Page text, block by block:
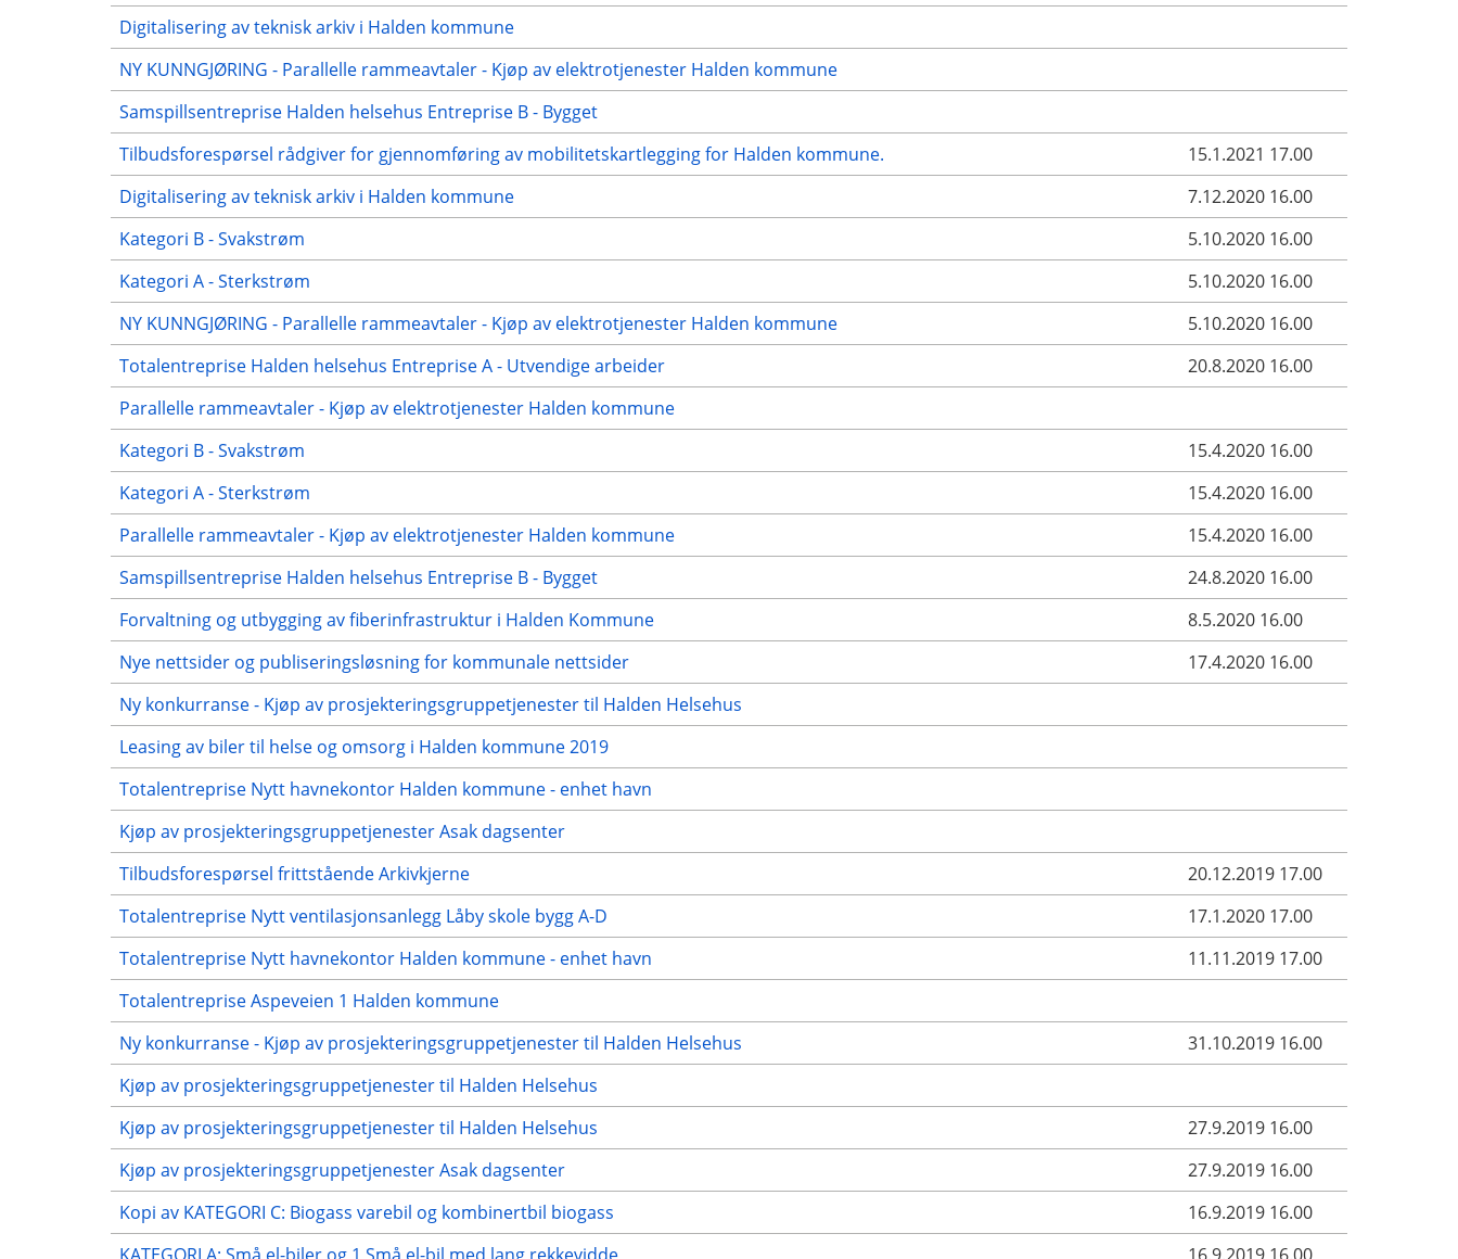
Digitalisering av teknisk arkiv i Halden kommune
NY KUNNGJØRING - Parallelle rammeavtaler - Kjøp av elektrotjenester Halden kommune
Samspillsentreprise Halden helsehus Entreprise B - Bygget
Tilbudsforespørsel rådgiver for gjennomføring av mobilitetskartlegging for Halden kommune.
15.1.2021 17.00
Digitalisering av teknisk arkiv i Halden kommune
7.12.2020 16.00
Kategori B - Svakstrøm
5.10.2020 16.00
Kategori A - Sterkstrøm
5.10.2020 16.00
NY KUNNGJØRING - Parallelle rammeavtaler - Kjøp av elektrotjenester Halden kommune
5.10.2020 16.00
Totalentreprise Halden helsehus Entreprise A - Utvendige arbeider
20.8.2020 16.00
Parallelle rammeavtaler - Kjøp av elektrotjenester Halden kommune
Kategori B - Svakstrøm
15.4.2020 16.00
Kategori A - Sterkstrøm
15.4.2020 16.00
Parallelle rammeavtaler - Kjøp av elektrotjenester Halden kommune
15.4.2020 16.00
Samspillsentreprise Halden helsehus Entreprise B - Bygget
24.8.2020 16.00
Forvaltning og utbygging av fiberinfrastruktur i Halden Kommune
8.5.2020 16.00
Nye nettsider og publiseringsløsning for kommunale nettsider
17.4.2020 16.00
Ny konkurranse - Kjøp av prosjekteringsgruppetjenester til Halden Helsehus
Leasing av biler til helse og omsorg i Halden kommune 2019
Totalentreprise Nytt havnekontor Halden kommune - enhet havn
Kjøp av prosjekteringsgruppetjenester Asak dagsenter
Tilbudsforespørsel frittstående Arkivkjerne
20.12.2019 17.00
Totalentreprise Nytt ventilasjonsanlegg Låby skole bygg A-D
17.1.2020 17.00
Totalentreprise Nytt havnekontor Halden kommune - enhet havn
11.11.2019 17.00
Totalentreprise Aspeveien 1 Halden kommune
Ny konkurranse - Kjøp av prosjekteringsgruppetjenester til Halden Helsehus
31.10.2019 16.00
Kjøp av prosjekteringsgruppetjenester til Halden Helsehus
Kjøp av prosjekteringsgruppetjenester til Halden Helsehus
27.9.2019 16.00
Kjøp av prosjekteringsgruppetjenester Asak dagsenter
27.9.2019 16.00
Kopi av KATEGORI C: Biogass varebil og kombinertbil biogass
16.9.2019 16.00